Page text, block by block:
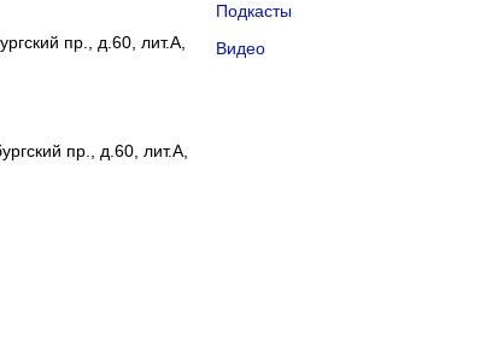
пр., д.60, лит.А,
пр., д.60, лит.А,
Подкасты
Видео